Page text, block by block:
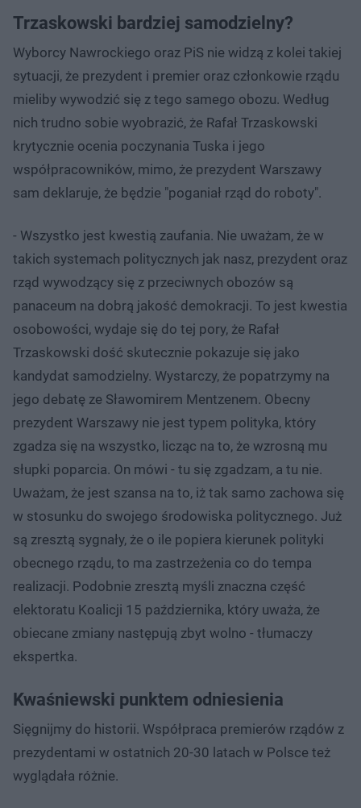
Trzaskowski bardziej samodzielny?
Wyborcy Nawrockiego oraz PiS nie widzą z kolei takiej
sytuacji, że prezydent i premier oraz członkowie rządu
mieliby wywodzić się z tego samego obozu. Według
nich trudno sobie wyobrazić, że Rafał Trzaskowski
krytycznie ocenia poczynania Tuska i jego
współpracowników, mimo, że prezydent Warszawy
sam deklaruje, że będzie "poganiał rząd do roboty".
- Wszystko jest kwestią zaufania. Nie uważam, że w
takich systemach politycznych jak nasz, prezydent oraz
rząd wywodzący się z przeciwnych obozów są
panaceum na dobrą jakość demokracji. To jest kwestia
osobowości, wydaje się do tej pory, że Rafał
Trzaskowski dość skutecznie pokazuje się jako
kandydat samodzielny. Wystarczy, że popatrzymy na
jego debatę ze Sławomirem Mentzenem. Obecny
prezydent Warszawy nie jest typem polityka, który
zgadza się na wszystko, licząc na to, że wzrosną mu
słupki poparcia. On mówi - tu się zgadzam, a tu nie.
Uważam, że jest szansa na to, iż tak samo zachowa się
w stosunku do swojego środowiska politycznego. Już
są zresztą sygnały, że o ile popiera kierunek polityki
obecnego rządu, to ma zastrzeżenia co do tempa
realizacji. Podobnie zresztą myśli znaczna część
elektoratu Koalicji 15 października, który uważa, że
obiecane zmiany następują zbyt wolno - tłumaczy
ekspertka.
Kwaśniewski punktem odniesienia
Sięgnijmy do historii. Współpraca premierów rządów z
prezydentami w ostatnich 20-30 latach w Polsce też
wyglądała różnie.